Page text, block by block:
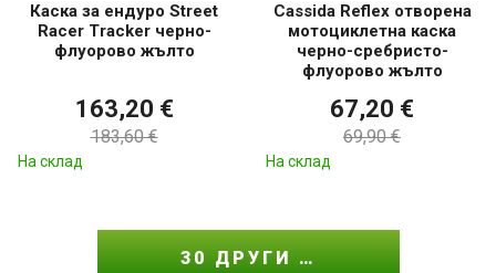
Каска за ендуро Street
Racer Tracker черно-
флуорово жълто
163,20 €
183,60 €
На склад
Cassida Reflex отворена
мотоциклетна каска
черно-сребристо-
флуорово жълто
67,20 €
69,90 €
На склад
30 ДРУГИ …